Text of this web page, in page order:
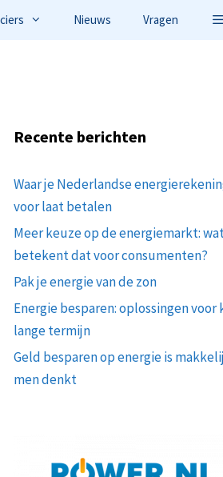
Nieuws Vragen
Recente berichten
Waar je Nederlandse
voor laat betalen
Meer keuze op de energiemarkt:
betekent dat voor consumenten?
Pak je energie van de zon
Energie besparen: oplossingen voor
lange termijn
Geld besparen op energie is
men denkt